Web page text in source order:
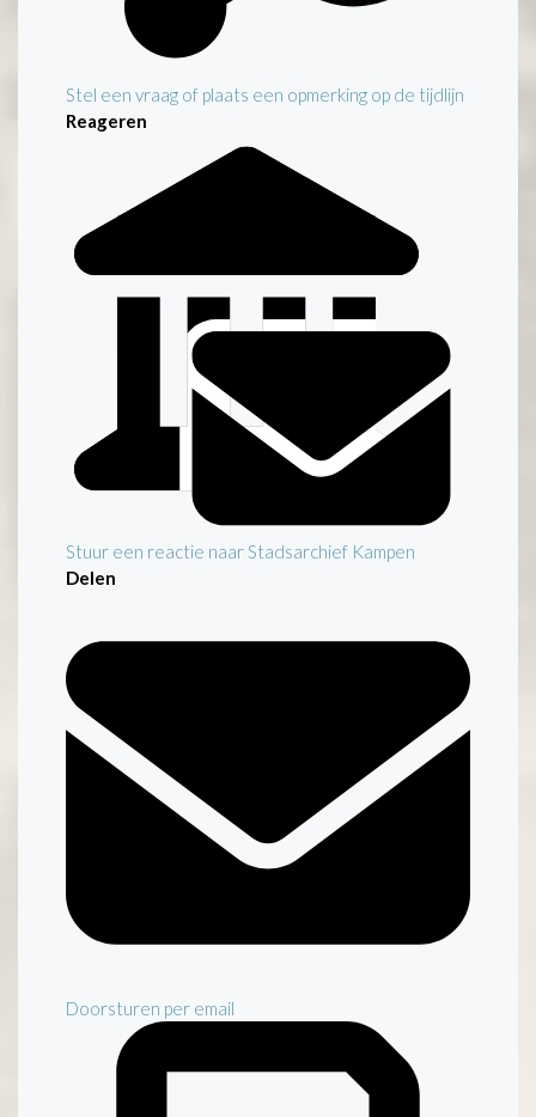
Stel een vraag of plaats een opmerking op de tijdlijn
Reageren
Stuur een reactie naar Stadsarchief Kampen
Delen
Doorsturen per email